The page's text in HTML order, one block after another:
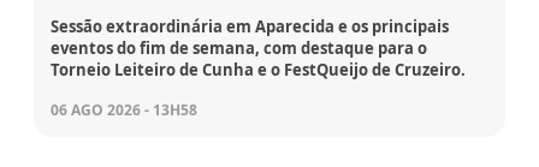
Sessão extraordinária em Aparecida e os principais
eventos do fim de semana, com destaque para o
Torneio Leiteiro de Cunha e o FestQueijo de Cruzeiro.
06 AGO 2026 - 13H58